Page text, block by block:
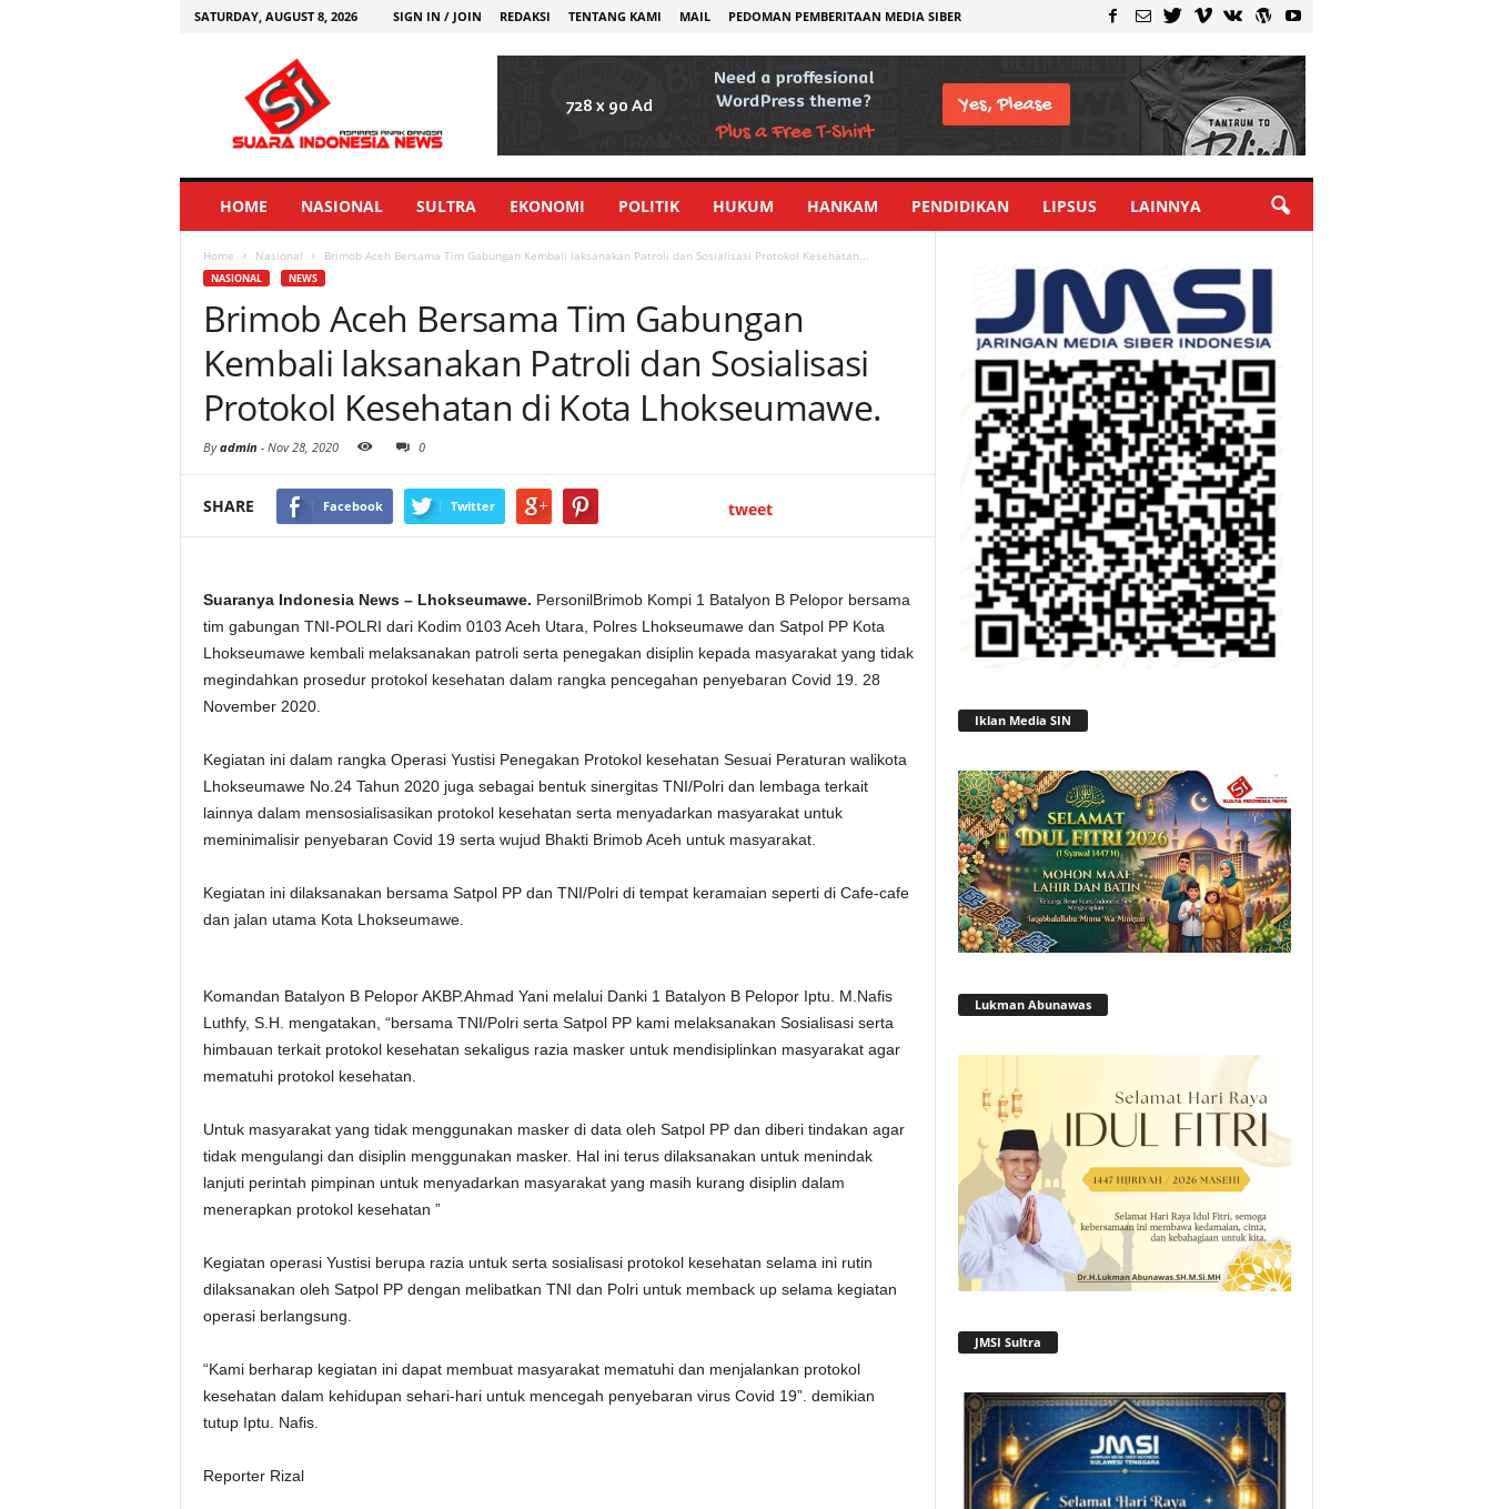
SATURDAY, AUGUST 8, 2026 SIGN IN / JOIN REDAKSI TENTANG KAMI MAIL PEDOMAN PEMBERITAAN MEDIA SIBER
HOME NASIONAL SULTRA EKONOMI POLITIK HUKUM HANKAM PENDIDIKAN LIPSUS LAINNYA
Home Nasional Brimob Aceh Bersama Tim Gabungan Kembali laksanakan Patroli dan Sosialisasi Protokol Kesehatan...
NASIONAL NEWS
Brimob Aceh Bersama Tim Gabungan
Kembali laksanakan Patroli dan Sosialisasi
Protokol Kesehatan di Kota Lhokseumawe.
Byadmin - Nov 28, 2020 0
SHARE Facebook Twitter tweet
Suaranya Indonesia News – Lhokseumawe. PersonilBrimob Kompi 1 Batalyon B Pelopor bersama
tim gabungan TNI-POLRI dari Kodim 0103 Aceh Utara, Polres Lhokseumawe dan Satpol PP Kota
Lhokseumawe kembali melaksanakan patroli serta penegakan disiplin kepada masyarakat yang tidak
megindahkan prosedur protokol kesehatan dalam rangka pencegahan penyebaran Covid 19. 28
November 2020.
Kegiatan ini dalam rangka Operasi Yustisi Penegakan Protokol kesehatan Sesuai Peraturan walikota
Lhokseumawe No.24 Tahun 2020 juga sebagai bentuk sinergitas TNI/Polri dan lembaga terkait
lainnya dalam mensosialisasikan protokol kesehatan serta menyadarkan masyarakat untuk
meminimalisir penyebaran Covid 19 serta wujud Bhakti Brimob Aceh untuk masyarakat.
Kegiatan ini dilaksanakan bersama Satpol PP dan TNI/Polri di tempat keramaian seperti di Cafe-cafe
dan jalan utama Kota Lhokseumawe.
Komandan Batalyon B Pelopor AKBP.Ahmad Yani melalui Danki 1 Batalyon B Pelopor Iptu. M.Nafis
Luthfy, S.H. mengatakan, “bersama TNI/Polri serta Satpol PP kami melaksanakan Sosialisasi serta
himbauan terkait protokol kesehatan sekaligus razia masker untuk mendisiplinkan masyarakat agar
mematuhi protokol kesehatan.
Untuk masyarakat yang tidak menggunakan masker di data oleh Satpol PP dan diberi tindakan agar
tidak mengulangi dan disiplin menggunakan masker. Hal ini terus dilaksanakan untuk menindak
lanjuti perintah pimpinan untuk menyadarkan masyarakat yang masih kurang disiplin dalam
menerapkan protokol kesehatan ”
Kegiatan operasi Yustisi berupa razia untuk serta sosialisasi protokol kesehatan selama ini rutin
dilaksanakan oleh Satpol PP dengan melibatkan TNI dan Polri untuk memback up selama kegiatan
operasi berlangsung.
“Kami berharap kegiatan ini dapat membuat masyarakat mematuhi dan menjalankan protokol
kesehatan dalam kehidupan sehari-hari untuk mencegah penyebaran virus Covid 19”. demikian
tutup Iptu. Nafis.
Reporter Rizal
Iklan Media SIN
Lukman Abunawas
JMSI Sultra